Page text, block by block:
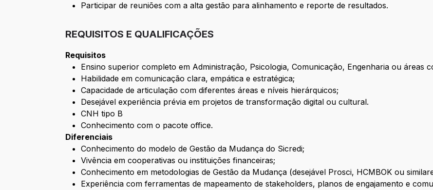
Participar de reuniões com a alta gestão para alinhamento e reporte de resultados.
REQUISITOS E QUALIFICAÇÕES
Requisitos
Ensino superior completo em Administração, Psicologia, Comunicação, Engenharia ou áreas
Habilidade em comunicação clara, empática e estratégica;
Capacidade de articulação com diferentes áreas e níveis hierárquicos;
Desejável experiência prévia em projetos de transformação digital ou cultural.
CNH tipo B
Conhecimento com o pacote office.
Diferenciais
Conhecimento do modelo de Gestão da Mudança do Sicredi;
Vivência em cooperativas ou instituições financeiras;
Conhecimento em metodologias de Gestão da Mudança (desejável Prosci, HCMBOK ou
Experiência com ferramentas de mapeamento de stakeholders, planos de engajamento e